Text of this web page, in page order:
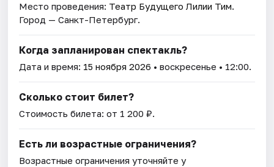
Место проведения: Театр Будущего Лилии Тим.
Город — Санкт-Петербург.
Когда запланирован спектакль?
Дата и время: 15 ноября 2026 • воскресенье • 12:00.
Сколько стоит билет?
Стоимость билета: от 1 200 ₽.
Есть ли возрастные ограничения?
Возрастные ограничения уточняйте у